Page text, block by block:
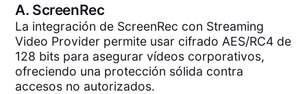
A. ScreenRec
La integración de ScreenRec con Streaming
Video Provider permite usar cifrado AES/RC4 de
128 bits para asegurar vídeos corporativos,
ofreciendo una protección sólida contra
accesos no autorizados.